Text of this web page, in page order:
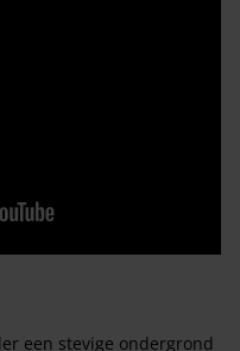
een stevige ondergrond